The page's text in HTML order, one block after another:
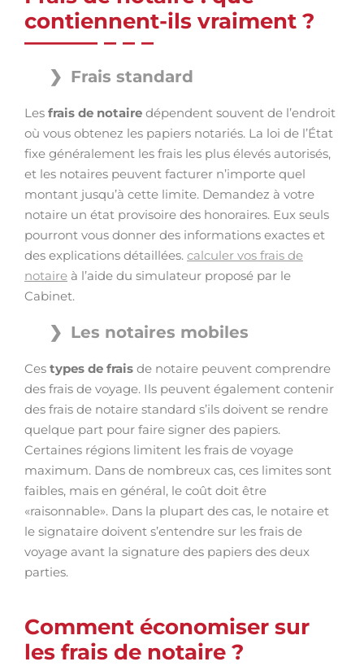
contiennent-ils vraiment ?
Frais standard
Les frais de notaire dépendent souvent de l’endroit
où vous obtenez les papiers notariés. La loi de l’État
fixe généralement les frais les plus élevés autorisés,
et les notaires peuvent facturer n’importe quel
montant jusqu’à cette limite. Demandez à votre
notaire un état provisoire des honoraires. Eux seuls
pourront vous donner des informations exactes et
des explications détaillées. calculer vos frais de
notaire à l’aide du simulateur proposé par le
Cabinet.
Les notaires mobiles
Ces types de frais de notaire peuvent comprendre
des frais de voyage. Ils peuvent également contenir
des frais de notaire standard s’ils doivent se rendre
quelque part pour faire signer des papiers.
Certaines régions limitent les frais de voyage
maximum. Dans de nombreux cas, ces limites sont
faibles, mais en général, le coût doit être
«raisonnable». Dans la plupart des cas, le notaire et
le signataire doivent s’entendre sur les frais de
voyage avant la signature des papiers des deux
parties.
Comment économiser sur
les frais de notaire ?